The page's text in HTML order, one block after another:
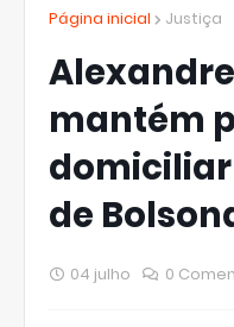
Página inicial Justiça
mantém
de
04 julho 0